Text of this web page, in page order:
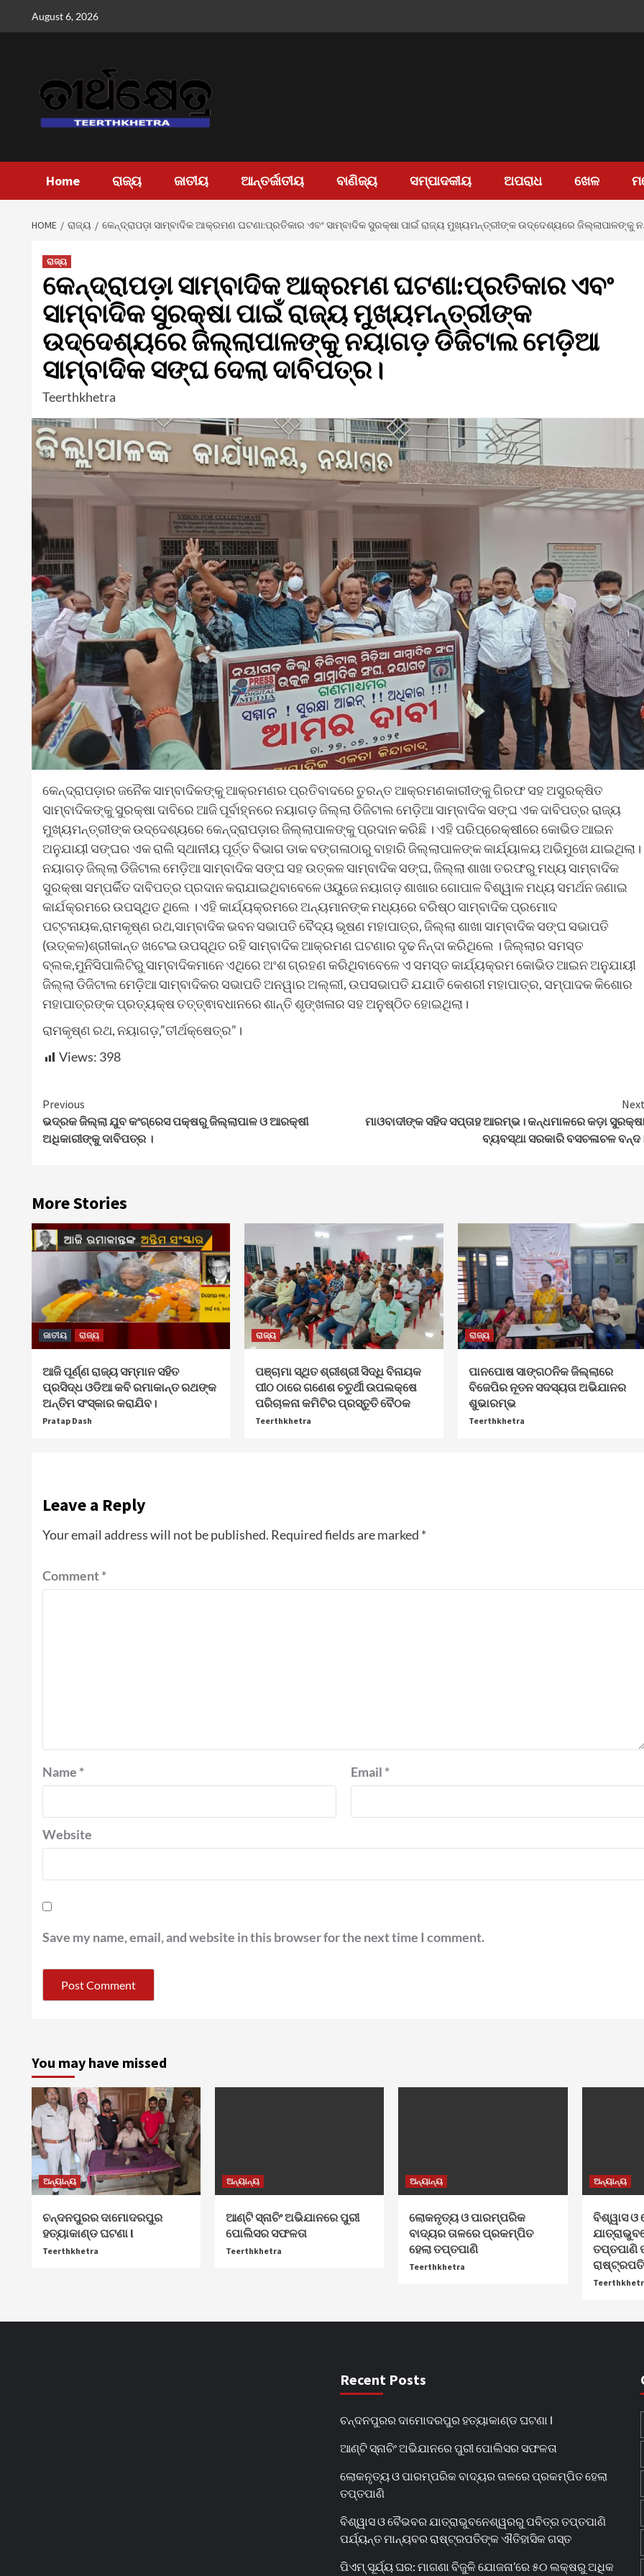
August 6, 2026
Home ରାଜ୍ୟ ଜାତୀୟ ଆନ୍ତର୍ଜାତୀୟ ବାଣିଜ୍ୟ ସମ୍ପାଦକୀୟ ଅପରାଧ ଖେଳ
HOME ରାଜ୍ୟ କେନ୍ଦ୍ରାପଡ଼ା ସାମ୍ବାଦିକ ଆକ୍ରମଣ ଘଟଣା:ପ୍ରତିକାର ଏବଂ ସାମ୍ବାଦିକ ସୁରକ୍ଷା ପାଇଁ ରାଜ୍ୟ ମୁଖ୍ୟମନ୍ତ୍ରୀଙ୍କ ଉଦ୍ଦେଶ୍ୟରେ ଜିଲ୍ଲାପାଳଙ୍କୁ
ରାଜ୍ୟ
କେନ୍ଦ୍ରାପଡ଼ା ସାମ୍ବାଦିକ ଆକ୍ରମଣ ଘଟଣା:ପ୍ରତିକାର ଏବଂ
ସାମ୍ବାଦିକ ସୁରକ୍ଷା ପାଇଁ ରାଜ୍ୟ ମୁଖ୍ୟମନ୍ତ୍ରୀଙ୍କ
ଉଦ୍ଦେଶ୍ୟରେ ଜିଲ୍ଲାପାଳଙ୍କୁ ନୟାଗଡ଼ ଡିଜିଟାଲ ମେଡ଼ିଆ
ସାମ୍ବାଦିକ ସଙ୍ଘ ଦେଲା ଦାବିପତ୍ର।
Teerthkhetra
କେନ୍ଦ୍ରାପଡ଼ାର ଜନୈକ ସାମ୍ବାଦିକଙ୍କୁ ଆକ୍ରମଣର ପ୍ରତିବାଦରେ ତୁରନ୍ତ ଆକ୍ରମଣକାରୀଙ୍କୁ ଗିରଫ ସହ ଅସୁରକ୍ଷିତ
ସାମ୍ବାଦିକଙ୍କୁ ସୁରକ୍ଷା ଦାବିରେ ଆଜି ପୂର୍ବାହ୍ନରେ ନୟାଗଡ଼ ଜିଲ୍ଲା ଡିଜିଟାଲ ମେଡ଼ିଆ ସାମ୍ବାଦିକ ସଙ୍ଘ ଏକ ଦାବିପତ୍ର ରାଜ୍ୟ
ମୁଖ୍ୟମନ୍ତ୍ରୀଙ୍କ ଉଦ୍ଦେଶ୍ୟରେ କେନ୍ଦ୍ରାପଡ଼ାର ଜିଲ୍ଲାପାଳଙ୍କୁ ପ୍ରଦାନ କରିଛି । ଏହି ପରିପ୍ରେକ୍ଷୀରେ କୋଭିଡ ଆଇନ
ଅନୁଯାୟୀ ସଙ୍ଘର ଏକ ରାଲି ସ୍ଥାନୀୟ ପୂର୍ତ୍ତ ବିଭାଗ ଡାକ ବଙ୍ଗଳାଠାରୁ ବାହାରି ଜିଲ୍ଲାପାଳଙ୍କ କାର୍ଯ୍ୟାଳୟ ଅଭିମୁଖେ ଯାଇଥିଲା।
ନୟାଗଡ଼ ଜିଲ୍ଲା ଡିଜିଟାଲ ମେଡ଼ିଆ ସାମ୍ବାଦିକ ସଙ୍ଘ ସହ ଉତ୍କଳ ସାମ୍ବାଦିକ ସଙ୍ଘ, ଜିଲ୍ଲା ଶାଖା ତରଫରୁ ମଧ୍ୟ ସାମ୍ବାଦିକ
ସୁରକ୍ଷା ସମ୍ପର୍କିତ ଦାବିପତ୍ର ପ୍ରଦାନ କରାଯାଇଥିବାବେଳେ ଓୟୁଜେ ନୟାଗଡ଼ ଶାଖାର ଗୋପାଳ ବିଶ୍ୱାଳ ମଧ୍ୟ ସମର୍ଥନ ଜଣାଇ
କାର୍ଯକ୍ରମରେ ଉପସ୍ଥିତ ଥିଲେ । ଏହି କାର୍ଯ୍ୟକ୍ରମରେ ଅନ୍ୟମାନଙ୍କ ମଧ୍ୟରେ ବରିଷ୍ଠ ସାମ୍ବାଦିକ ପ୍ରମୋଦ
ପଟ୍ଟନାୟକ,ରାମକୃଷ୍ଣ ରଥ,ସାମ୍ବାଦିକ ଭବନ ସଭାପତି ବୈଦ୍ୟ ଭୂଷଣ ମହାପାତ୍ର, ଜିଲ୍ଲା ଶାଖା ସାମ୍ବାଦିକ ସଙ୍ଘ ସଭାପତି
(ଉତ୍କଳ)ଶ୍ରୀକାନ୍ତ ଖଟେଇ ଉପସ୍ଥିତ ରହି ସାମ୍ବାଦିକ ଆକ୍ରମଣ ଘଟଣାର ଦୃଢ ନିନ୍ଦା କରିଥିଲେ । ଜିଲ୍ଲାର ସମସ୍ତ
ବ୍ଲକ,ମୁନିସିପାଲିଟିରୁ ସାମ୍ବାଦିକମାନେ ଏଥିରେ ଅଂଶ ଗ୍ରହଣ କରିଥିବାବେଳେ ଏ ସମସ୍ତ କାର୍ଯ୍ୟକ୍ରମ କୋଭିଡ ଆଇନ ଅନୁଯାୟୀ
ଜିଲ୍ଲା ଡିଜିଟାଲ ମେଡ଼ିଆ ସାମ୍ବାଦିକର ସଭାପତି ଅନୱାର ଅଲ୍ଲୀ, ଉପସଭାପତି ଯଯାତି କେଶରୀ ମହାପାତ୍ର, ସମ୍ପାଦକ କିଶୋର
ମହାପାତ୍ରଙ୍କ ପ୍ରତ୍ୟକ୍ଷ ତତ୍ତ୍ଵାବଧାନରେ ଶାନ୍ତି ଶୃଙ୍ଖଳାର ସହ ଅନୁଷ୍ଠିତ ହୋଇଥିଲା।
ରାମକୃଷ୍ଣ ରଥ, ନୟାଗଡ଼,”ତୀର୍ଥକ୍ଷେତ୍ର”।
Views: 398
Continue
Reading
Previous
ଭଦ୍ରକ ଜିଲ୍ଲା ଯୁବ କଂଗ୍ରେସ ପକ୍ଷରୁ ଜିଲ୍ଲାପାଳ ଓ ଆରକ୍ଷୀ
ଅଧିକାରୀଙ୍କୁ ଦାବିପତ୍ର ।
Next
ମାଓବାଦୀଙ୍କ ସହିଦ ସପ୍ତାହ ଆରମ୍ଭ। କନ୍ଧମାଳରେ କଡ଼ା
ବ୍ୟବସ୍ଥା ସରକାରି ବସଚଳାଚଳ
More Stories
ଜାତୀୟ ରାଜ୍ୟ
ଆଜି ପୂର୍ଣ୍ଣ ରାଜ୍ୟ ସମ୍ମାନ ସହିତ
ପ୍ରସିଦ୍ଧ ଓଡିଆ କବି ରମାକାନ୍ତ ରଥଙ୍କ
ଅନ୍ତିମ ସଂସ୍କାର କରାଯିବ।
Pratap Dash
ରାଜ୍ୟ
ପଞ୍ଚାମା ସ୍ଥିତ ଶ୍ରୀଶ୍ରୀ ସିଦ୍ଧି ବିନାୟକ
ପୀଠ ଠାରେ ଗଣେଶ ଚତୁର୍ଥୀ ଉପଲକ୍ଷେ
ପରିଚାଳନା କମିଟିର ପ୍ରସ୍ତୁତି ବୈଠକ
Teerthkhetra
ରାଜ୍ୟ
ପାନପୋଷ ସାଙ୍ଗଠନିକ ଜିଲ୍ଲାରେ
ବିଜେପିର ନୂତନ ସଦସ୍ୟତା ଅଭିଯାନର
ଶୁଭାରମ୍ଭ
Teerthkhetra
Leave a Reply
Your email address will not be published. Required fields are marked *
Comment*
Name * Email *
Website
Save my name, email, and website in this browser for the next time I comment.
You may have missed
ଅନ୍ୟାନ୍ୟ
ଚନ୍ଦନପୁରର ଦାମୋଦରପୁର
ହତ୍ୟାକାଣ୍ଡ ଘଟଣା l
Teerthkhetra
ଅନ୍ୟାନ୍ୟ
ଆଣ୍ଟି ସ୍ନାଚିଂ ଅଭିଯାନରେ ପୁରୀ
ପୋଲିସର ସଫଳତା
Teerthkhetra
ଅନ୍ୟାନ୍ୟ
ଲୋକନୃତ୍ୟ ଓ ପାରମ୍ପରିକ
ବାଦ୍ୟର ତାଳରେ ପ୍ରକମ୍ପିତ
ହେଲା ତପ୍ତପାଣି
Teerthkhetra
ଅନ୍ୟାନ୍ୟ
ବିଶ୍ୱାସ ଓ
ତପ୍ତପାଣି
Recent Posts
ଚନ୍ଦନପୁରର ଦାମୋଦରପୁର ହତ୍ୟାକାଣ୍ଡ ଘଟଣା l
ଆଣ୍ଟି ସ୍ନାଚିଂ ଅଭିଯାନରେ ପୁରୀ ପୋଲିସର ସଫଳତା
ଲୋକନୃତ୍ୟ ଓ ପାରମ୍ପରିକ ବାଦ୍ୟର ତାଳରେ ପ୍ରକମ୍ପିତ ହେଲା
ତପ୍ତପାଣି
ବିଶ୍ୱାସ ଓ ବୈଭବର ଯାତ୍ରାଭୁବନେଶ୍ୱରରୁ ପବିତ୍ର ତପ୍ତପାଣି
ପର୍ଯ୍ୟନ୍ତ ମାନ୍ୟବର ରାଷ୍ଟ୍ରପତିଙ୍କ ଐତିହାସିକ ଗସ୍ତ
ପିଏମ୍ ସୂର୍ଯ୍ୟ ଘର: ମାଗଣା ବିଜୁଳି ଯୋଜନା’ରେ ୫୦ ଲକ୍ଷରୁ ଅଧିକ